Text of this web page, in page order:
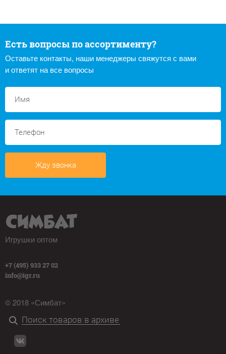
Есть вопросы по ассортименту?
Оставьте контакты, наши менеджеры свяжутся с вами
и ответят на все вопросы
Жду звонка
Игрушки оптом
+7 (495) 933 27 02
info@igr.ru
© 2018 «Симбат»